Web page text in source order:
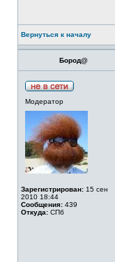
Вернуться к началу
Бород@
Модератор
Зарегистрирован: 15 сен
2010 18:44
Сообщения: 439
Откуда: СПб